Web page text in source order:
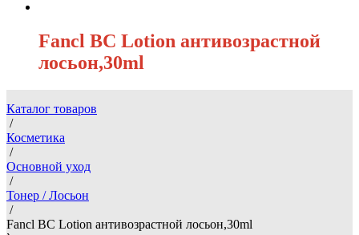
Fancl BC Lotion антивозрастной
лосьон,30ml
Каталог товаров
/
Косметика
/
Основной уход
/
Тонер / Лосьон
/
Fancl BC Lotion антивозрастной лосьон,30ml